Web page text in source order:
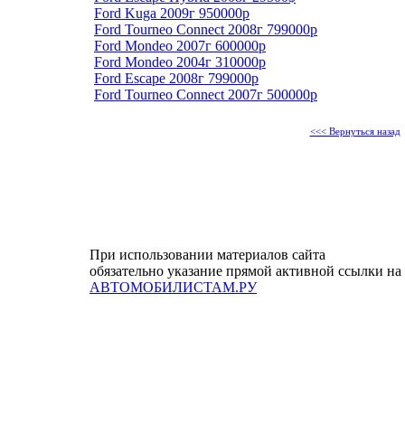
Ford Kuga 2009г 950000р
Ford Tourneo Connect 2008г 799000р
Ford Mondeo 2007г 600000р
Ford Mondeo 2004г 310000р
Ford Escape 2008г 799000р
Ford Tourneo Connect 2007г 500000р
<<< Вернуться назад
При использовании материалов сайта
обязательно указание прямой активной ссылки на
АВТОМОБИЛИСТАМ.РУ